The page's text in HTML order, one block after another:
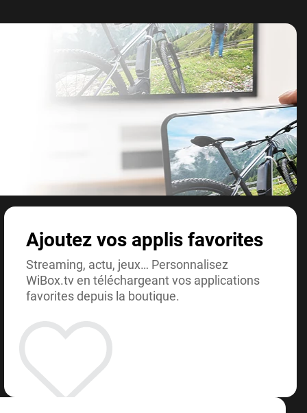
Ajoutez vos applis favorites
Streaming, actu, jeux… Personnalisez
WiBox.tv en téléchargeant vos applications
favorites depuis la boutique.